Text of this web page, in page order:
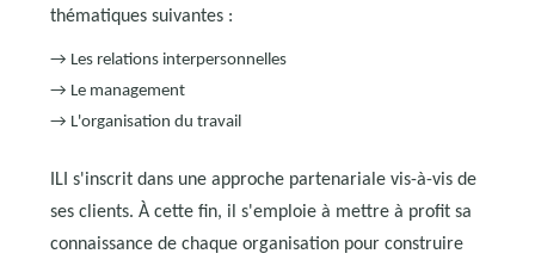
thématiques suivantes :
→ Les relations interpersonnelles
→ Le management
→ L'organisation du travail
ILI s'inscrit dans une approche partenariale vis-à-vis de
ses clients. À cette fin, il s'emploie à mettre à profit sa
connaissance de chaque organisation pour construire